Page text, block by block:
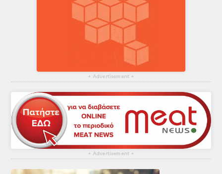
▴ Advertisement ▴
▴ Advertisement ▴